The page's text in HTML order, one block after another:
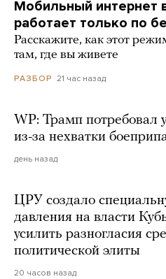
Мобильный интернет
работает только по
Расскажите, как этот
там, где вы живете
РАЗБОР 21 час назад
WP: Трамп потребовал
из-за нехватки
день назад
ЦРУ создало
давления на власти
усилить разногласия
политической элиты
20 часов назад